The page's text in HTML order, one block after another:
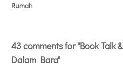
Rumah
43 comments for "Book Talk
Dalam Bara"